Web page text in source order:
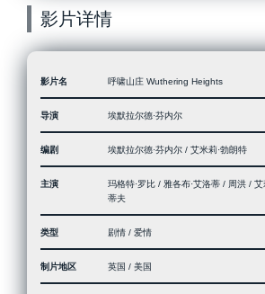
影片详情
影片名 呼啸山庄 Wuthering Heights
导演 埃默拉尔德·芬内尔
编剧 埃默拉尔德·芬内尔 / 艾米莉·勃朗特
主演
玛格特·罗比 / 雅各布·艾洛蒂 / 周洪 /
蒂夫
类型 剧情 / 爱情
制片地区 英国 / 美国